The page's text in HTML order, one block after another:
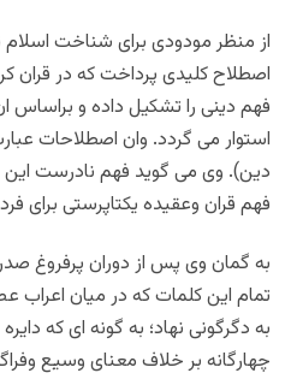
از منظر مودودی برای شناخت
اصطلاح کلیدی پرداخت که در قران
فهم دینی را تشکیل داده و براساس
استوار می گردد. وان اصطلاحات
دین). وی می گوید فهم نادرست این
فهم قران وعقیده یکتاپرستی برای
به گمان وی پس از دوران پرفروغ
تمام این کلمات که در میان اعراب
به دگرگونی نهاد؛ به گونه ای که
چهارگانه بر خلاف معنای وسیع